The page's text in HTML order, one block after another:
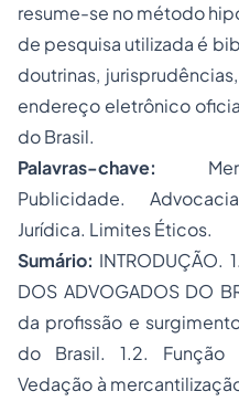
resume-se no método
de pesquisa utilizada é
doutrinas,
endereço eletrônico
do Brasil.
Palavras-chave:
Publicidade.
Jurídica. Limites Éticos.
Sumário: INTRODUÇÃO.
DOS ADVOGADOS DO
da profissão e
do Brasil. 1.2.
Vedação à